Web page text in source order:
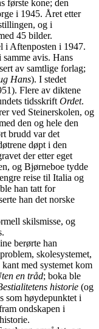
første kone; den
i 1945. Året etter
og i
45 bilder.
i Aftenposten i 1947.
samme avis. Hans
av samtlige forlag;
Hans). I stedet
Flere av diktene
tidsskrift Ordet.
ved Steinerskolen, og
den og hele den
brudd var det
døpt i den
der etter eget
og Bjørneboe tydde
reise til Italia og
han tatt for
han det norske
skilsmisse, og
berørte han
skolesystemet,
med systemet kom
en tråd; boka ble
historie (og
som høydepunktet i
ondskapen i